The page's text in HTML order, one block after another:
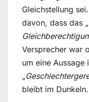
Gleichstellung
davon, dass das „
Versprecher war
um eine Aussage
„
bleibt im Dunkeln.